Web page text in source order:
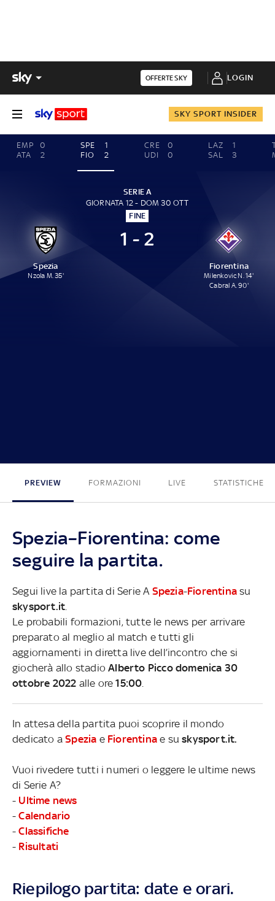
OFFERTE SKY LOGIN
SKY SPORT INSIDER
EMP
0
ATA
2
SPE
1
FIO
2
CRE
0
UDI
0
LAZ
1
SAL
3
SERIE A
GIORNATA 12 - DOM 30 OTT
FINE
Spezia
Nzola M. 35'
1 - 2
Fiorentina
Milenkovic N. 14'
Cabral A. 90'
PREVIEW FORMAZIONI LIVE STATISTICHE
Spezia–Fiorentina: come
seguire la partita.
Segui live la partita di Serie A Spezia-Fiorentina su
skysport.it
Le probabili formazioni, tutte le news per arrivare
preparato al meglio al match e tutti gli
aggiornamenti in diretta live dell’incontro che si
giocherà allo stadioAlberto Picco domenica 30
ottobre 2022 alle ore15:00
In attesa della partita puoi scoprire il mondo
dedicato aSpezia e Fiorentina e suskysport.it.
Vuoi rivedere tutti i numeri o leggere le ultime news
di Serie A?
- Ultime news
-Calendario
-Classifiche
- Risultati
Riepilogo partita: date e orari.